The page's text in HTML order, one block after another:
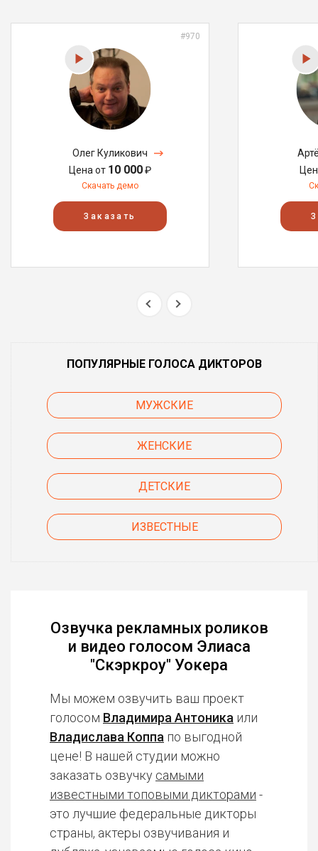
#970
Олег Куликович
Цена от 10 000₽
Скачать демо
Заказать
ПОПУЛЯРНЫЕ ГОЛОСА ДИКТОРОВ
МУЖСКИЕ
ЖЕНСКИЕ
ДЕТСКИЕ
ИЗВЕСТНЫЕ
Озвучка рекламных роликов
и видео голосом Элиаса
"Скэркроу" Уокера
Мы можем озвучить ваш проект
голосом Владимира Антоника или
Владислава Коппа по выгодной
цене! В нашей студии можно
заказать озвучку самыми
известными топовыми дикторами -
это лучшие федеральные дикторы
страны, актеры озвучивания и